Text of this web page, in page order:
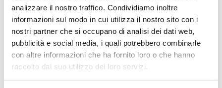
analizzare il nostro traffico. Condividiamo inoltre
informazioni sul modo in cui utilizza il nostro sito con i
nostri partner che si occupano di analisi dei dati web,
pubblicità e social media, i quali potrebbero combinarle
con altre informazioni che ha fornito loro o che hanno
raccolto dal suo utilizzo dei loro servizi.
VIADURINI IN THE GARDEN
Sedie da Esterno Impilabili
in Polipropilene Made in
Italy, 4 Pezzi - Claribel
VIADURINI IN THE GARDEN
Sedia da Esterno
Impilabile in Polipropilene
Made in Italy, 4 Pezzi -
Bertina